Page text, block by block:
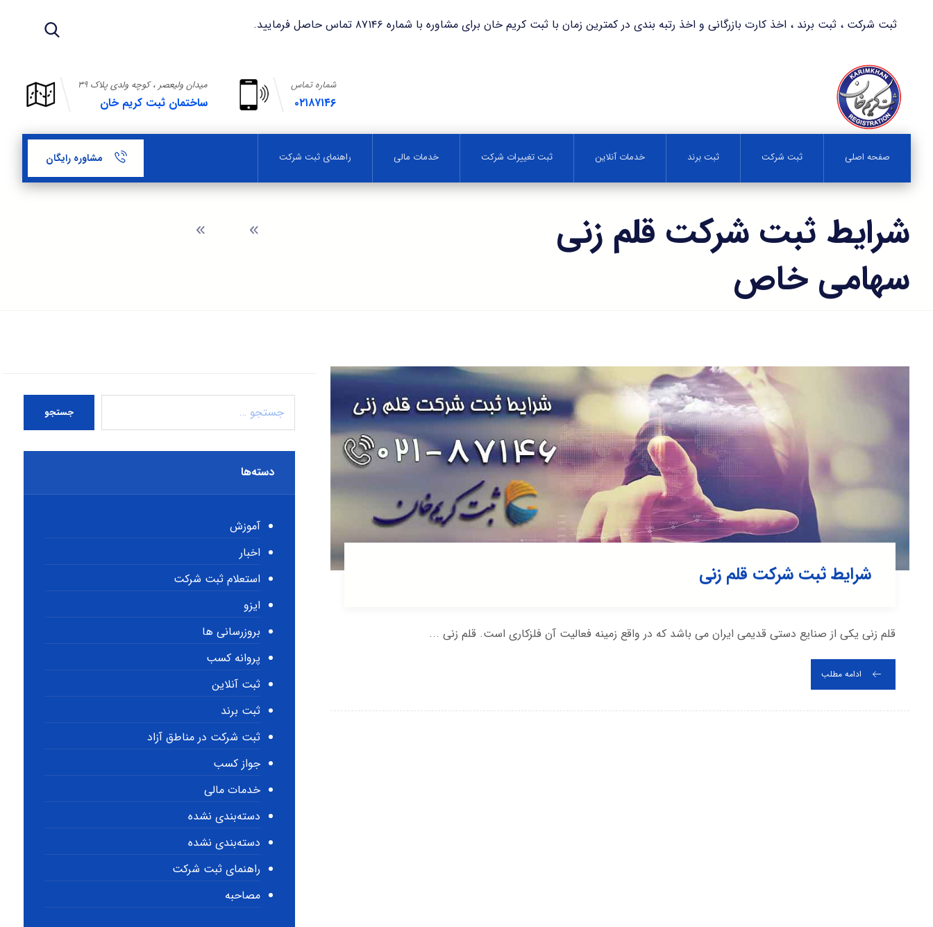
ثبت شرکت ، ثبت برند ، اخذ کارت بازرگانی و اخذ رتبه بندی در کمترین زمان با ثبت کریم خان برای مشاوره با شماره ۸۷۱۴۶ تماس حاصل فرمایید.
میدان ولیعصر ، کوچه ولدی پلاک ۳۹
ساختمان ثبت کریم خان
شماره تماس
۰۲۱۸۷۱۴۶
صفحه اصلی ثبت شرکت ثبت برند خدمات آنلاین ثبت تغییرات شرکت خدمات مالی راهنمای ثبت شرکت مشاوره رایگان
شرایط ثبت شرکت قلم زنی
سهامی خاص
شرایط ثبت شرکت قلم زنی
قلم زنی یکی از صنایع دستی قدیمی ایران می باشد که در واقع زمینه فعالیت آن فلزکاری است. قلم زنی ...
ادامه مطلب
جستجو
دسته‌ها
آموزش
اخبار
استعلام ثبت شرکت
ایزو
بروزرسانی ها
پروانه کسب
ثبت آنلاین
ثبت برند
ثبت شرکت در مناطق آزاد
جواز کسب
خدمات مالی
دسته‌بندی نشده
دسته‌بندی نشده
راهنمای ثبت شرکت
مصاحبه